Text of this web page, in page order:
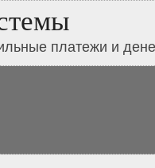
платежи и